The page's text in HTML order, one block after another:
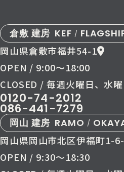
倉敷 建房 KEF /
岡山県倉敷市福井54-1
OPEN / 9:00〜18:00
CLOSED / 毎週火曜日、水曜
0120-74-2012
086-441-7279
岡山 建房 RAMO /
岡山県岡山市北区伊福町1-
OPEN / 9:30〜18:30